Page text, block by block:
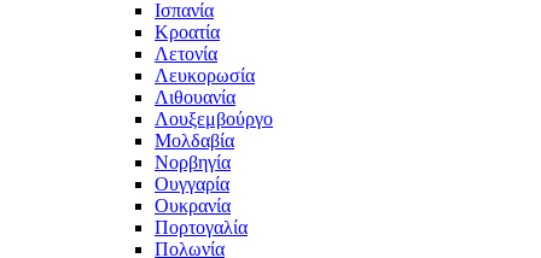
Ισπανία
Κροατία
Λετονία
Λευκορωσία
Λιθουανία
Λουξεμβούργο
Μολδαβία
Νορβηγία
Ουγγαρία
Ουκρανία
Πορτογαλία
Πολωνία